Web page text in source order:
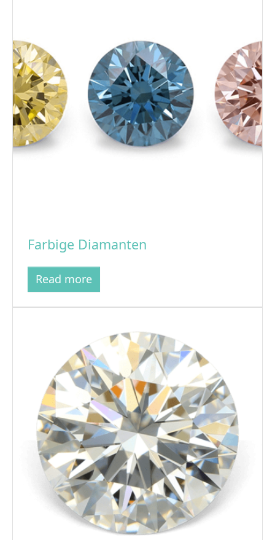
Farbige Diamanten
Read more